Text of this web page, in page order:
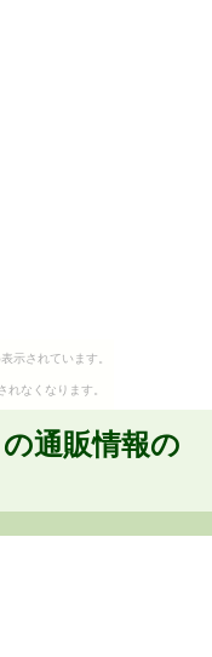
示されています。
なくなります。
通販情報の